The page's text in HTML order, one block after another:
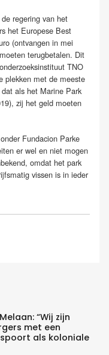
regering van het
het Europese Best
(ontvangen in mei
terugbetalen. Dit
TNO
plekken met de meeste
als het Marine Park
zij het geld moeten
Fundacion Parke
er wel en niet mogen
omdat het park
vissen is in ieder
“Wij zijn
met een
als koloniale